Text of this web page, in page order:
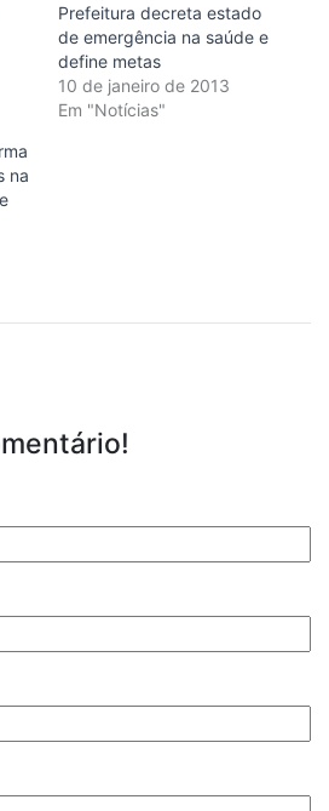
Prefeitura decreta estado
de emergência na saúde e
define metas
10 de janeiro de 2013
Em "Notícias"
na